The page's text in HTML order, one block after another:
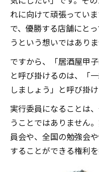
れに向けて頑張ってい
で、優勝する店舗にと
うという想いではありま
ですから、「居酒屋甲
と呼び掛けるのは、「
しましょう」と呼び掛
実行委員になることは
うことではありません
員会や、全国の勉強会
することができる権利